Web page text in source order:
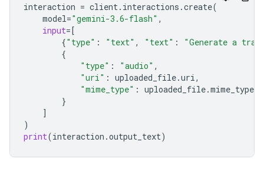
interaction = client . interactions .create(
model="gemini-3.6-flash" ,
input=[
{"type" : "text" , "text" :
"Generate a
{
"type" : "audio" ,
"uri" : uploaded_file.uri ,
"mime_type" : uploaded_file.mime_type
}
]
)
print(interaction .output_text)